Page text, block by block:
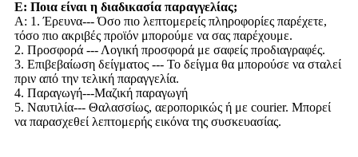
Ε: Ποια είναι η διαδικασία παραγγελίας;
Α: 1. Έρευνα--- Όσο πιο λεπτομερείς πληροφορίες παρέχετε,
τόσο πιο ακριβές προϊόν μπορούμε να σας παρέχουμε.
2. Προσφορά --- Λογική προσφορά με σαφείς προδιαγραφές.
3. Επιβεβαίωση δείγματος --- Το δείγμα θα μπορούσε να σταλεί
πριν από την τελική παραγγελία.
4. Παραγωγή---Μαζική παραγωγή
5. Ναυτιλία--- Θαλασσίως, αεροπορικώς ή με courier. Μπορεί
να παρασχεθεί λεπτομερής εικόνα της συσκευασίας.